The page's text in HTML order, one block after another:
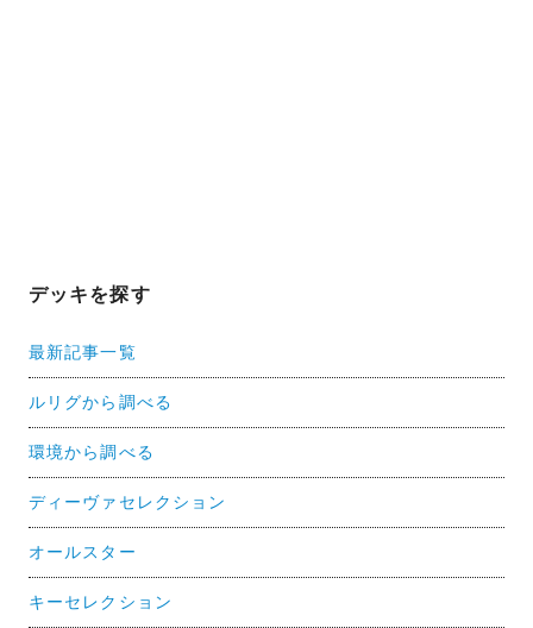
デッキを探す
最新記事一覧
ルリグから調べる
環境から調べる
ディーヴァセレクション
オールスター
キーセレクション